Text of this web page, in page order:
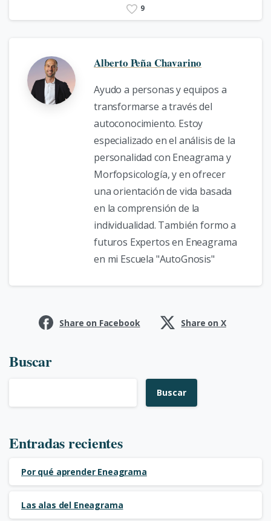
9
Alberto Peña Chavarino
Ayudo a personas y equipos a
transformarse a través del
autoconocimiento. Estoy
especializado en el análisis de la
personalidad con Eneagrama y
Morfopsicología, y en ofrecer
una orientación de vida basada
en la comprensión de la
individualidad. También formo a
futuros Expertos en Eneagrama
en mi Escuela "AutoGnosis"
Share on Facebook Share on X
Buscar
Buscar
Entradas recientes
Por qué aprender Eneagrama
Las alas del Eneagrama